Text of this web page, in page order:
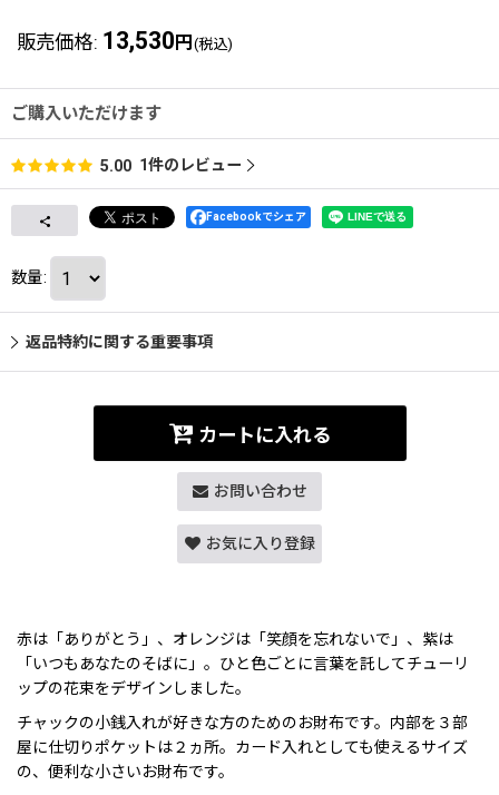
販売価格: 13,530 円 (税込)
ご購入いただけます
5.00 1件のレビュー
Facebookでシェア
数量:
返品特約に関する重要事項
カートに入れる
お問い合わせ
お気に入り登録
赤は「ありがとう」、オレンジは「笑顔を忘れないで」、紫は
「いつもあなたのそばに」。ひと色ごとに言葉を託してチューリ
ップの花束をデザインしました。
チャックの小銭入れが好きな方のためのお財布です。内部を３部
屋に仕切りポケットは２ヵ所。カード入れとしても使えるサイズ
の、便利な小さいお財布です。